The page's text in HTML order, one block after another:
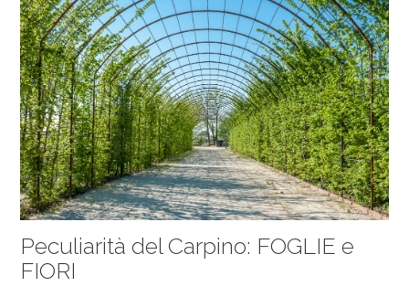
Peculiarità del Carpino: FOGLIE e
FIORI